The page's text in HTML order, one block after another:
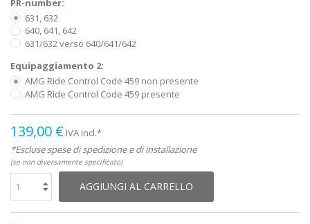
PR-number:
631, 632
640, 641, 642
631/632 verso 640/641/642
Equipaggiamento 2:
AMG Ride Control Code 459 non presente
AMG Ride Control Code 459 presente
139,00 € IVA incl.*
*Escluse spese di spedizione e di installazione
(se non diversamente specificato)
AGGIUNGI AL CARRELLO